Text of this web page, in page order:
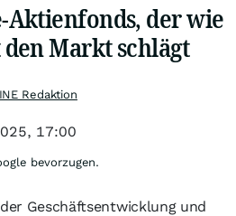
Aktienfonds, der wie
Markt schlägt
Geschäftsentwicklung und
Redaktion
17:00
bevorzugen.